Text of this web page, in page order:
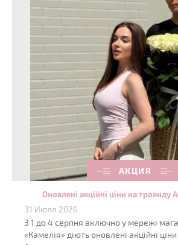
АКЦИЯ
Оновлені акційні ціни на троянду
31 Июля 2026
З 1 до 4 серпня включно у мережі
«Камелія» діють оновлені акційні